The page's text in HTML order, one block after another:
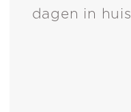
dagen in huis